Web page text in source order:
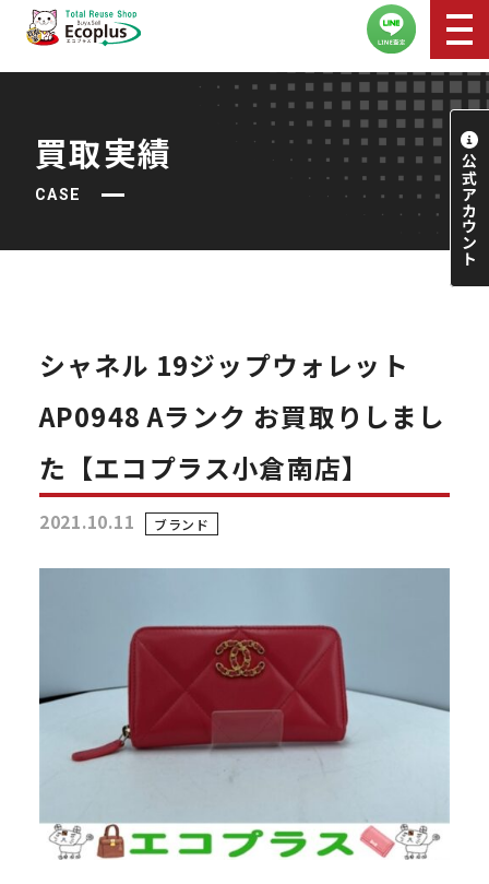
買取実績
CASE
シャネル 19ジップウォレット
AP0948 Aランク お買取りしまし
た【エコプラス小倉南店】
2021.10.11 ブランド